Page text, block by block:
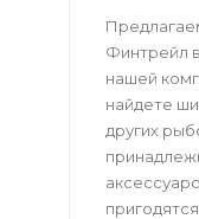
Финтрейл
нашей
найдете
других